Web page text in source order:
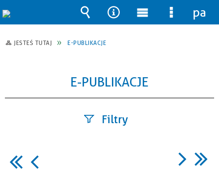
JESTEŚ TUTAJ E-PUBLIKACJE
E-PUBLIKACJE
Filtry
Wyszukiwarka
Narzędzia
MenuMenu